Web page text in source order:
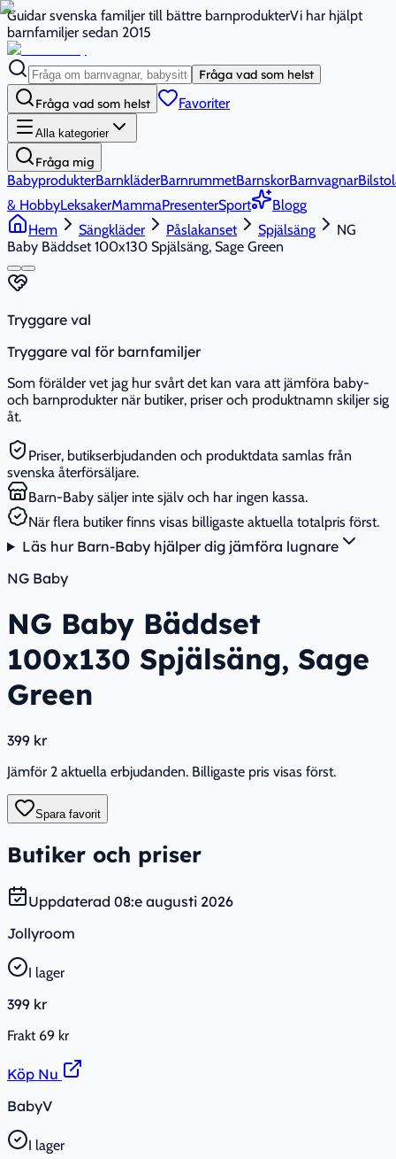
Guidar svenska familjer till bättre barnprodukterVi har hjälpt
barnfamiljer sedan 2015
Fråga vad som helst
Fråga vad som helst Favoriter
Alla kategorier
Fråga mig
BabyprodukterBarnkläderBarnrummetBarnskorBarnvagnar
& HobbyLeksakerMammaPresenterSport
Blogg
Hem
Sängkläder Påslakanset Spjälsäng
NG
Baby Bäddset 100x130 Spjälsäng, Sage Green
Tryggare val
Tryggare val för barnfamiljer
Som förälder vet jag hur svårt det kan vara att jämföra baby-
och barnprodukter när butiker, priser och produktnamn skiljer sig
åt.
Priser, butikserbjudanden och produktdata samlas från
svenska återförsäljare.
Barn-Baby säljer inte själv och har ingen kassa.
När flera butiker finns visas billigaste aktuella totalpris först.
Läs hur Barn-Baby hjälper dig jämföra lugnare
NG Baby
NG Baby Bäddset
100x130 Spjälsäng, Sage
Green
399 kr
Jämför 2 aktuella erbjudanden. Billigaste pris visas först.
Spara favorit
Butiker och priser
Uppdaterad 08:e augusti 2026
Jollyroom
I lager
399 kr
Frakt 69 kr
Köp Nu
BabyV
I lager